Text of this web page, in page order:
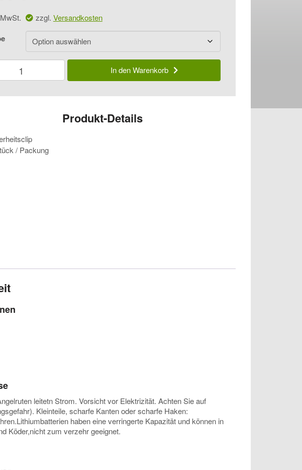
zzgl. Versandkosten
In den Warenkorb
Produkt-Details
/ Packung
leitetn Strom. Vorsicht vor Elektrizität. Achten Sie auf
Kleinteile, scharfe Kanten oder scharfe Haken:
haben eine verringerte Kapazität und können in
Köder,nicht zum verzehr geeignet.